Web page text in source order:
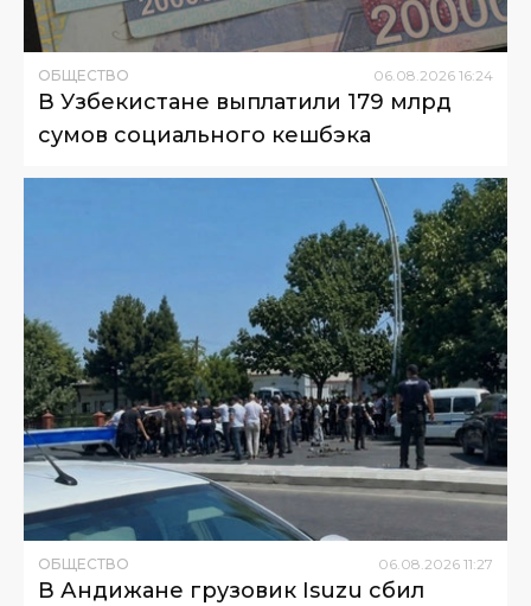
ОБЩЕСТВО 06.08.2026 16:24
В Узбекистане выплатили 179 млрд
сумов социального кешбэка
ОБЩЕСТВО 06.08.2026 11:27
В Андижане грузовик Isuzu сбил